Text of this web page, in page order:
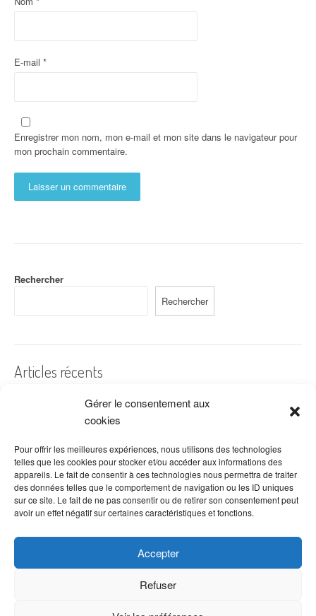
Gérer le consentement aux
cookies
Pour offrir les meilleures expériences, nous utilisons des technologies
telles que les cookies pour stocker et/ou accéder aux informations des
appareils. Le fait de consentir à ces technologies nous permettra de traiter
des données telles que le comportement de navigation ou les ID uniques
sur ce site. Le fait de ne pas consentir ou de retirer son consentement peut
avoir un effet négatif sur certaines caractéristiques et fonctions.
Accepter
Refuser
E-mail *
Enregistrer mon nom, mon e-mail et mon site dans le navigateur pour
mon prochain commentaire.
Rechercher
Rechercher
Articles récents
A quelles dates de l’année offre-t-on des fleurs ?
Les fleurs préférées des Français
Combien de fois arroser un cactus ?
Quelles fleurs offrir pour la fête des mères ?
Idées de décoration avec fleurs séchées